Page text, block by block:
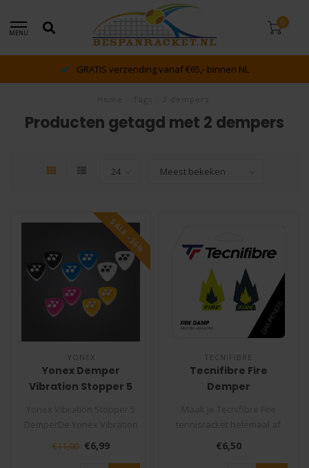
MENU
0
GRATIS verzending vanaf €65,- binnen NL
Producten getagd met 2 dempers
SALE -36%
YONEX
Yonex Demper
Vibration Stopper 5
Stopper 5 is een uit drie lag..
€11,00 €6,99
TECNIFIBRE
Tecnifibre Fire
Demper
met de Tecnifibre FIRE
trilling..
€6,50